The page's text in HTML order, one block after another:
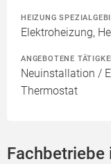
HEIZUNG
Elektroheizung,
ANGEBOTENE
Neuinstallation /
Thermostat
Fachbetriebe